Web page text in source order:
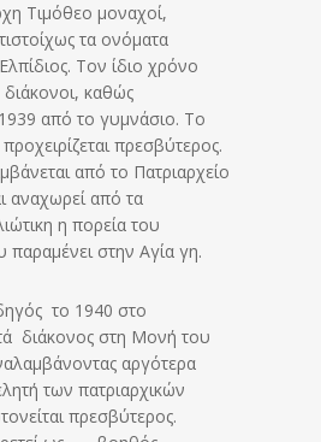
Τιμόθεο μοναχοί,
τα ονόματα
Τον ίδιο χρόνο
καθώς
από το γυμνάσιο. Το
πρεσβύτερος.
από το Πατριαρχείο
αναχωρεί από τα
η πορεία του
στην Αγία γη.
το 1940 στο
διάκονος στη Μονή του
αργότερα
των πατριαρχικών
πρεσβύτερος.